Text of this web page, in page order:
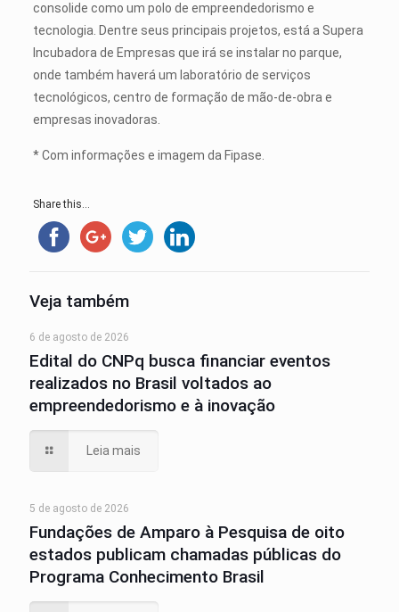
consolide como um polo de empreendedorismo e
tecnologia. Dentre seus principais projetos, está a Supera
Incubadora de Empresas que irá se instalar no parque,
onde também haverá um laboratório de serviços
tecnológicos, centro de formação de mão-de-obra e
empresas inovadoras.
* Com informações e imagem da Fipase.
Share this...
Veja também
6 de agosto de 2026
Edital do CNPq busca financiar eventos
realizados no Brasil voltados ao
empreendedorismo e à inovação
Leia mais
5 de agosto de 2026
Fundações de Amparo à Pesquisa de oito
estados publicam chamadas públicas do
Programa Conhecimento Brasil